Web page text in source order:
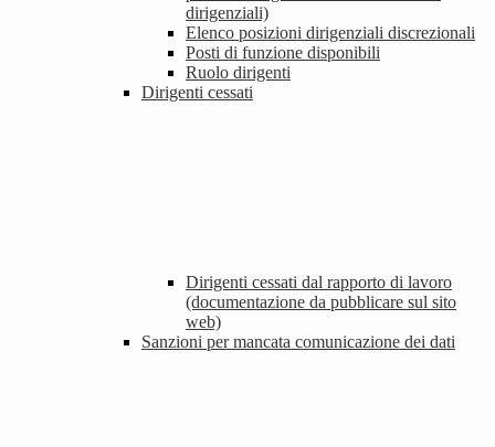
dirigenziali)
Elenco posizioni dirigenziali discrezionali
Posti di funzione disponibili
Ruolo dirigenti
Dirigenti cessati
Dirigenti cessati dal rapporto di lavoro
(documentazione da pubblicare sul sito
web)
Sanzioni per mancata comunicazione dei dati